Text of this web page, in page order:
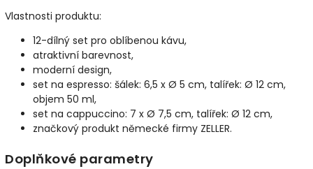
Vlastnosti produktu:
12-dílný set pro oblíbenou kávu,
atraktivní barevnost,
moderní design,
set na espresso: šálek: 6,5 x Ø 5 cm, talířek: Ø 12 cm,
objem 50 ml,
set na cappuccino: 7 x Ø 7,5 cm, talířek: Ø 12 cm,
značkový produkt německé firmy ZELLER.
Doplňkové parametry